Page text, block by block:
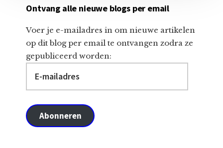
Ontvang alle nieuwe blogs per email
Voer je e-mailadres in om nieuwe artikelen
op dit blog per email te ontvangen zodra ze
gepubliceerd worden:
mailadres
Abonneren